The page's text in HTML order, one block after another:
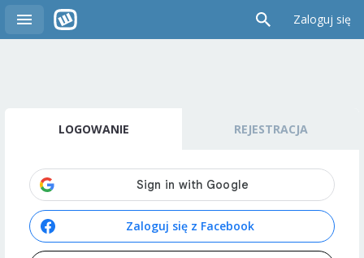
Zaloguj się
LOGOWANIE REJESTRACJA
Zaloguj się z Facebook